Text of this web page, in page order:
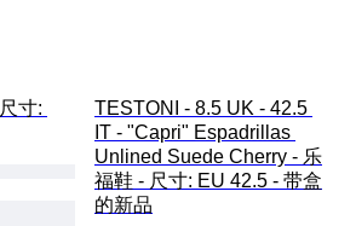
寸:
TESTONI - 8.5 UK - 42.5
IT - "Capri" Espadrillas
Unlined Suede Cherry - 乐
福鞋 - 尺寸: EU 42.5 - 带盒
的新品